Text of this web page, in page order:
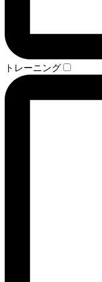
トレーニング